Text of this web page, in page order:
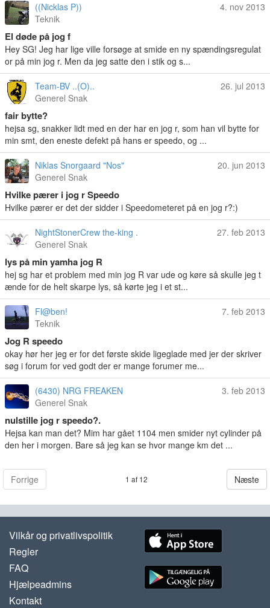
((Nicklas P))
Teknik
4. nov 2013
El døde på jog f
Hey SG! Jeg har lige ville forsøge at smide en ny spændingsregulat
or på min jog r. Men da jeg satte den i stik og s...
Team-BV ..(O)..
Generel Snak
26. jul 2013
fair bytte?
hejsa sg, snakker lidt med en der har en jog r, som han vil bytte for
min smt, den eneste defekt på hans er speedo, og ...
Niklas Snorgaard "Nos"
Generel Snak
20. jun 2013
Hvilke pærer i jog r Speedo
Hvilke pærer er det der sidder i Speedometeret på en jog r?:)
NightStonerCrew the-king .
Generel Snak
27. feb 2013
lys på min yamha jog R
hej sg har et problem med min jog R var ude og køre så skulle jeg t
ænde for de helt skarpe lys, så kørte jeg i et st...
Fl@ben!
Teknik
7. feb 2013
Jog R speedo
okay hør her jeg er for det første skide ligeglade med jer der skriver
søg i forum for ved godt der er mange forumer me...
(6430) NRG FREAKEN
Generel Snak
3. feb 2013
nulstille jog r speedo?.
Hejsa kan man det? Mim har gået 1104 men smider nyt cylinder på
den her i morgen. Bare så jeg kan se hvor mange km det ...
Forrige 1 af 12 Næste
Vilkår og privatlivspolitik
Regler
FAQ
Hjælpeadmins
Kontakt